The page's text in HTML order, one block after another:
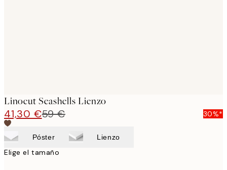
Linocut Seashells Lienzo
41,30 €59 € 30%*
Póster Lienzo
Elige el tamaño